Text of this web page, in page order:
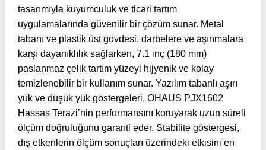
tasarımıyla kuyumculuk ve ticari tartım
uygulamalarında güvenilir bir çözüm sunar. Metal
tabanı ve plastik üst gövdesi, darbelere ve aşınmalara
karşı dayanıklılık sağlarken, 7.1 inç (180 mm)
paslanmaz çelik tartım yüzeyi hijyenik ve kolay
temizlenebilir bir kullanım sunar. Yazılım tabanlı aşırı
yük ve düşük yük göstergeleri, OHAUS PJX1602
Hassas Terazi’nin performansını koruyarak uzun süreli
ölçüm doğruluğunu garanti eder. Stabilite göstergesi,
dış etkenlerin ölçüm sonuçları üzerindeki etkisini en